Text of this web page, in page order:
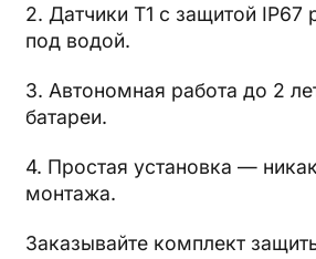
2. Датчики T1 с защитой IP67
под водой.
3. Автономная работа до 2
батареи.
4. Простая установка —
монтажа.
Заказывайте комплект